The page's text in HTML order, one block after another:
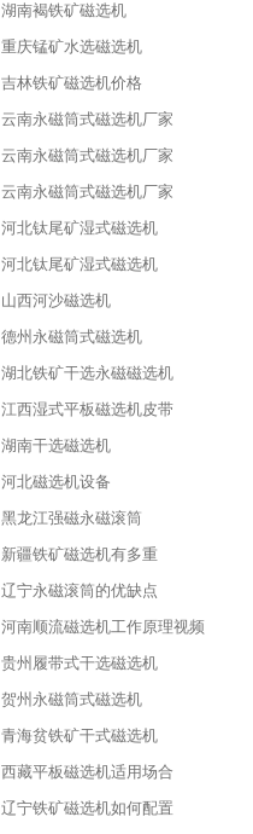
湖南褐铁矿磁选机
重庆锰矿水选磁选机
吉林铁矿磁选机价格
云南永磁筒式磁选机厂家
云南永磁筒式磁选机厂家
云南永磁筒式磁选机厂家
河北钛尾矿湿式磁选机
河北钛尾矿湿式磁选机
山西河沙磁选机
德州永磁筒式磁选机
湖北铁矿干选永磁磁选机
江西湿式平板磁选机皮带
湖南干选磁选机
河北磁选机设备
黑龙江强磁永磁滚筒
新疆铁矿磁选机有多重
辽宁永磁滚筒的优缺点
河南顺流磁选机工作原理视频
贵州履带式干选磁选机
贺州永磁筒式磁选机
青海贫铁矿干式磁选机
西藏平板磁选机适用场合
辽宁铁矿磁选机如何配置